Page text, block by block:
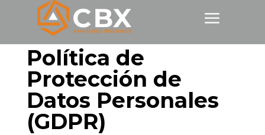
Política de
Protección de
Datos Personales
(GDPR)